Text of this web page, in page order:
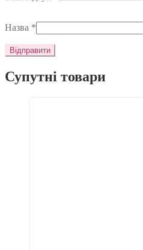
Назва *
Супутні товари